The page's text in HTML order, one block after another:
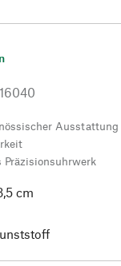
Ausstattung
Präzisionsuhrwerk
cm